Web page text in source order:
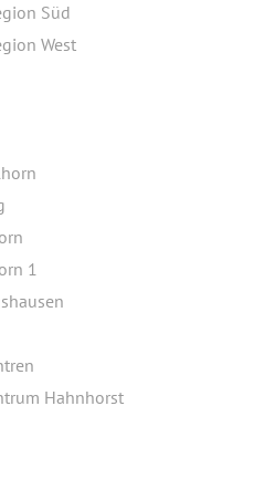
Süd
West
1
Hahnhorst